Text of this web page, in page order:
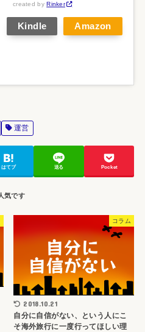
created by Rinker
Kindle Amazon
運営
はてブ 送る Pocket
コラム
2018.10.21
自分に自信がない、という人にこ
そ海外旅行に一度行ってほしい理